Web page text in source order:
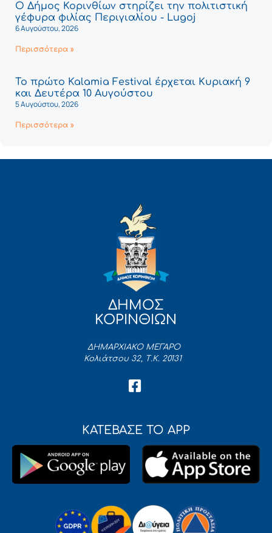
Ο Δήμος Κορινθίων στηρίζει την πολιτιστική
γέφυρα φιλίας Περιγιαλίου - Lugoj
6 Αυγούστου, 2026
Περισσότερα »
Το πρώτο Kalamia Festival έρχεται Κυριακή 9
και Δευτέρα 10 Αυγούστου
5 Αυγούστου, 2026
Περισσότερα »
ΔΗΜΟΣ
ΚΟΡΙΝΘΙΩΝ
ΔΗΜΑΡΧΙΑΚΟ ΜΕΓΑΡΟ
Κολιάτσου 32, Τ.Κ. 20131
ΚΑΤΕΒΑΣΕ ΤΟ APP